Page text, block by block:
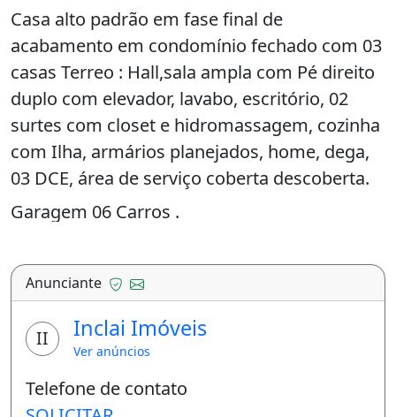
Casa alto padrão em fase final de
acabamento em condomínio fechado com 03
casas Terreo : Hall,sala ampla com Pé direito
duplo com elevador, lavabo, escritório, 02
surtes com closet e hidromassagem, cozinha
com Ilha, armários planejados, home, dega,
03 DCE, área de serviço coberta descoberta.
Garagem 06 Carros .
varanda espaço amplo e terraço descoberto
para múltiplas utilidades academia, salão de
festas ou jogos .
Lazer: Espaço gourmet, piscina com cascata,
churrasqueira e banheiro de apoio.
Anunciante
II Inclai Imóveis
Ver anúncios
Telefone de contato